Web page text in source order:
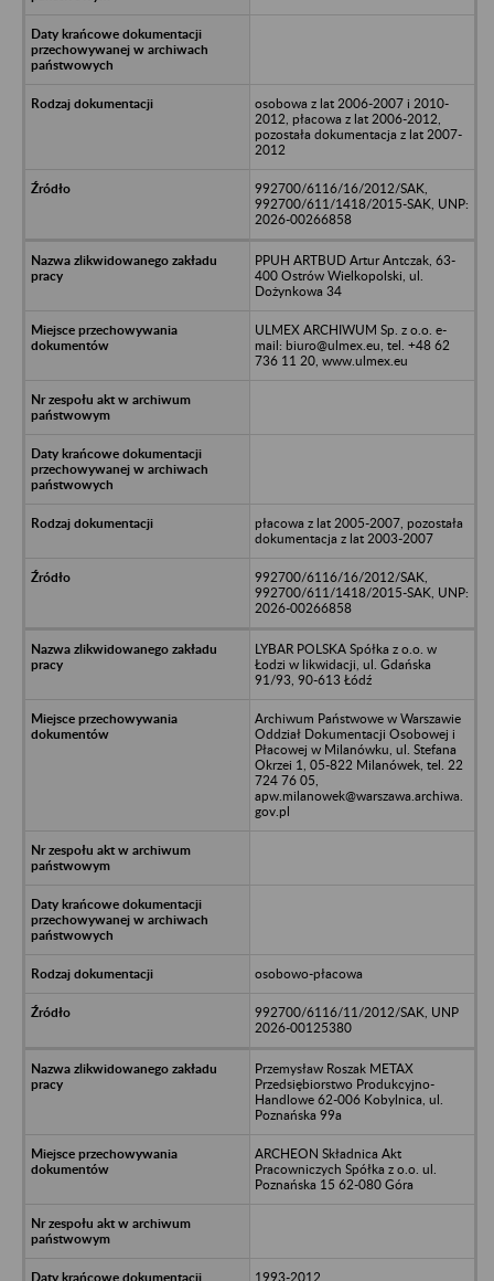
osobowa z lat 2006-2007 i 2010-
2012, płacowa z lat 2006-2012,
pozostała dokumentacja z lat 2007-
2012
992700/6116/16/2012/SAK,
992700/611/1418/2015-SAK, UNP:
2026-00266858
PPUH ARTBUD Artur Antczak, 63-
400 Ostrów Wielkopolski, ul.
Dożynkowa 34
ULMEX ARCHIWUM Sp. z o.o. e-
mail: biuro@ulmex.eu, tel. +48 62
736 11 20, www.ulmex.eu
płacowa z lat 2005-2007, pozostała
dokumentacja z lat 2003-2007
992700/6116/16/2012/SAK,
992700/611/1418/2015-SAK, UNP:
2026-00266858
LYBAR POLSKA Spółka z o.o. w
Łodzi w likwidacji, ul. Gdańska
91/93, 90-613 Łódź
Archiwum Państwowe w Warszawie
Oddział Dokumentacji Osobowej i
Płacowej w Milanówku, ul. Stefana
Okrzei 1, 05-822 Milanówek, tel. 22
724 76 05,
apw.milanowek@warszawa.archiwa.
gov.pl
osobowo-płacowa
992700/6116/11/2012/SAK, UNP
2026-00125380
Przemysław Roszak METAX
Przedsiębiorstwo Produkcyjno-
Handlowe 62-006 Kobylnica, ul.
Poznańska 99a
ARCHEON Składnica Akt
Pracowniczych Spółka z o.o. ul.
Poznańska 15 62-080 Góra
1993-2012